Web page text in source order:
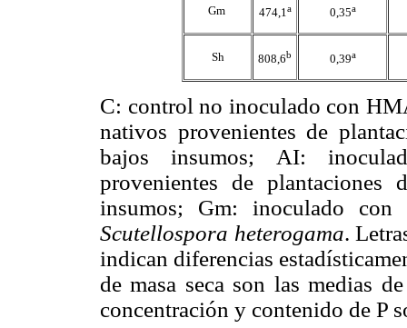
Gm 474,1 a 0,35a
Sh 808,6b 0,39a
C: control no inoculado con
nativos provenientes de
bajos insumos; AI:
provenientes de plantaciones
insumos; Gm: inoculado con
Scutellospora heterogama.
indican diferencias
de masa seca son las medias
concentración y contenido de P